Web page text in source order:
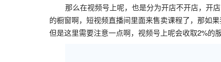
那么在视频号上呢，也是分为开店不开店，开店
的橱窗啊，短视频直播间里面来售卖课程了，那如
但是这里需要注意一点啊，视频号上呢会收取2%的